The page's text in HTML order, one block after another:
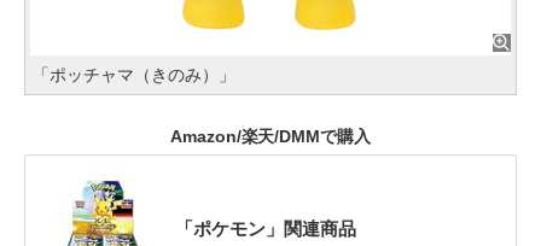
「ポッチャマ（きのみ）」
Amazon/楽天/DMMで購入
「ポケモン」関連商品